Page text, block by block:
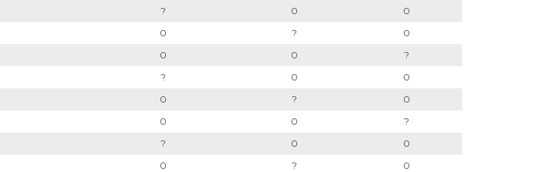
? 0
0
0 ?
0
0 0
?
? 0
0
0 ?
0
0 0
?
? 0
0
0 ? 0